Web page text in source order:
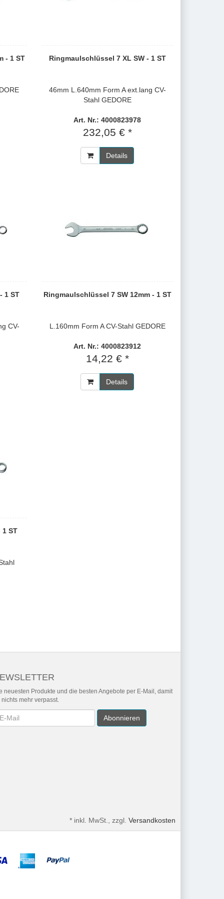
- 1 ST Ringmaulschlüssel 7 XL SW - 1 ST
46mm L.640mm Form A ext.lang CV-
Stahl GEDORE
Art. Nr.: 4000823978
232,05 € *
Details
1 ST
CV-
Ringmaulschlüssel 7 SW 12mm - 1 ST
L.160mm Form A CV-Stahl GEDORE
Art. Nr.: 4000823912
14,22 € *
Details
1 ST
neuesten Produkte und die besten Angebote per E-Mail, damit
nichts mehr verpasst.
Abonnieren
* inkl. MwSt., zzgl. Versandkosten